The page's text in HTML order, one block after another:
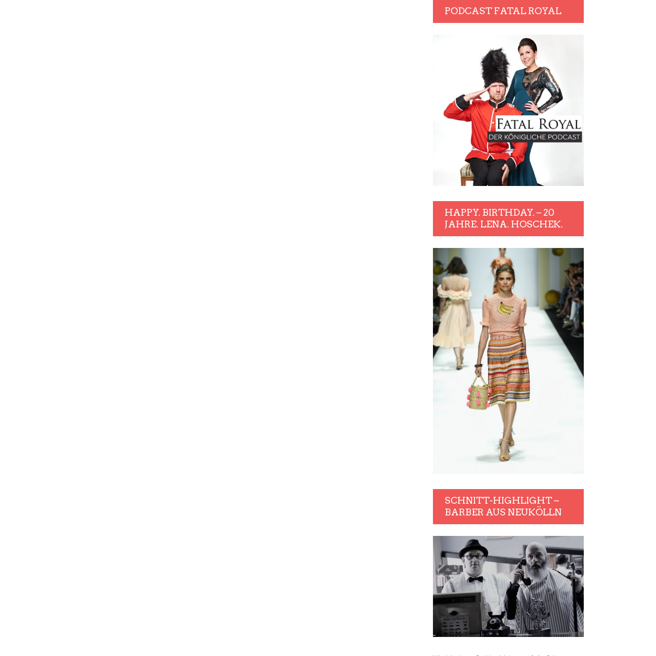
PODCAST FATAL ROYAL
HAPPY. BIRTHDAY. – 20
JAHRE. LENA. HOSCHEK.
SCHNITT-HIGHLIGHT –
BARBER AUS NEUKÖLLN